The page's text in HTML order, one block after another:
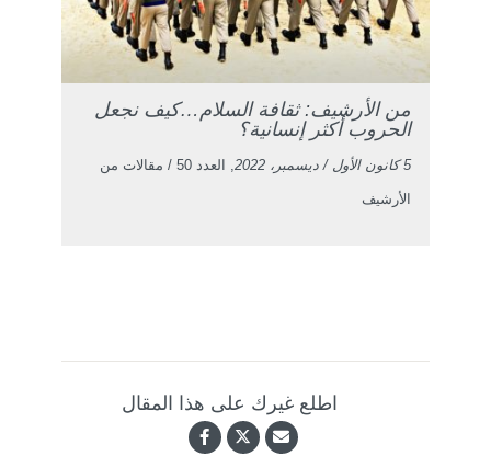
من الأرشيف: ثقافة السلام…كيف نجعل
الحروب أكثر إنسانية؟
5 كانون الأول / ديسمبر، 2022 , العدد 50 / مقالات من
الأرشيف
اطلع غيرك على هذا المقال